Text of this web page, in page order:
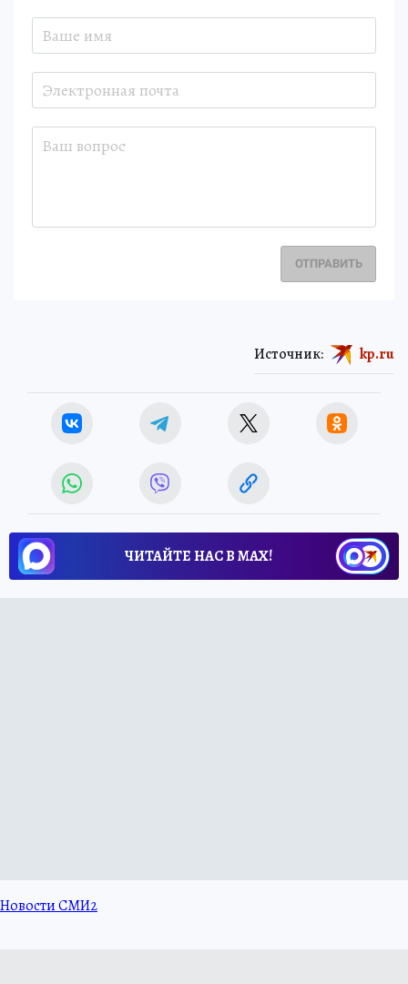
ОТПРАВИТЬ
Источник: kp.ru
ЧИТАЙТЕ НАС В МАХ!
Новости СМИ2